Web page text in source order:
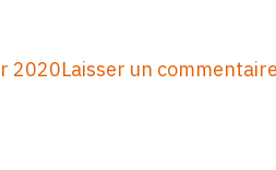
2020Laisser un commentaire